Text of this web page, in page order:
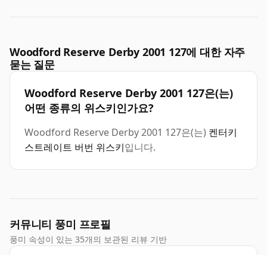
Woodford Reserve Derby 2001 127에 대한 자주
묻는 질문
Woodford Reserve Derby 2001 127은(는)
어떤 종류의 위스키인가요?
Woodford Reserve Derby 2001 127은(는) 켄터키
스트레이트 버번 위스키입니다.
커뮤니티 풍미 프로필
풍미 속성이 있는 35개의 보관된 리뷰 기반